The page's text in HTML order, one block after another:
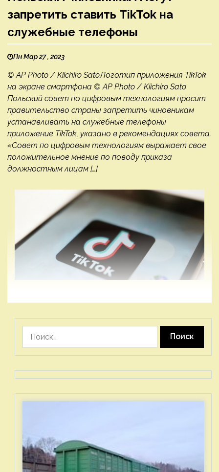
запретить ставить TikTok на
служебные телефоны
Пн Мар 27 , 2023
© AP Photo / Kiichiro SatoЛоготип приложения TikTok
на экране смартфона © AP Photo / Kiichiro Sato
Польский совет по цифровым технологиям просит
правительство страны запретить чиновникам
устанавливать на служебные телефоны
приложение TikTok, указано в рекомендациях совета.
«Совет по цифровым технологиям выражает свое
положительное мнение по поводу приказа
должностным лицам […]